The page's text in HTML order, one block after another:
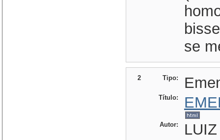
se
2 Tipo:
Título:
Autor: